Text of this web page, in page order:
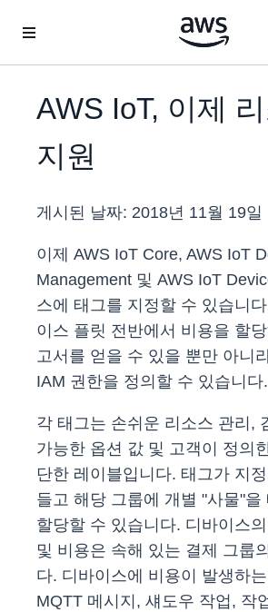
AWS IoT, 이제
지원
게시된 날짜: 2018년 11월 19일
이제 AWS IoT Core, AWS IoT
Management 및 AWS IoT
스에 태그를 지정할 수 있습니
이스 플릿 전반에서 비용을 할
고서를 얻을 수 있을 뿐만 아니
IAM 권한을 정의할 수 있습니다.
각 태그는 손쉬운 리소스 관리,
가능한 옵션 값 및 고객이 정의
단한 레이블입니다. 태그가 지
들고 해당 그룹에 개별 "사물"을
할당할 수 있습니다. 디바이스
및 비용은 속해 있는 결제 그룹
다. 디바이스에 비용이 발생하
MQTT 메시지, 섀도우 작업, 작